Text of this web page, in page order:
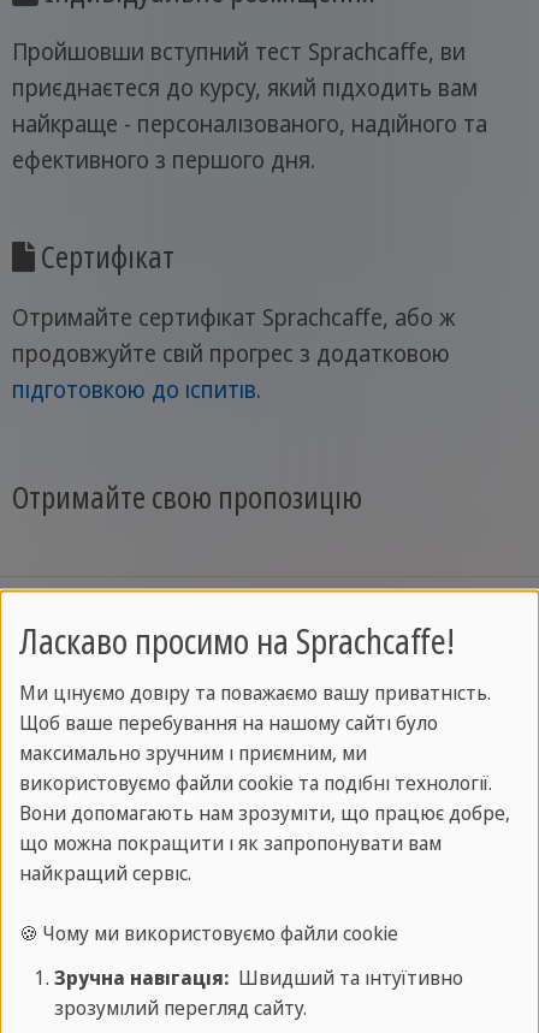
Пройшовши вступний тест Sprachcaffe, ви
приєднаєтеся до курсу, який підходить вам
найкраще - персоналізованого, надійного та
ефективного з першого дня.
Сертифікат
Отримайте сертифікат Sprachcaffe, або ж
продовжуйте свій прогрес з додатковою
підготовкою до іспитів.
Отримайте свою пропозицію
Проживання
У Ніцці ми пропонуємо комфортне проживання
в готелях та резиденціях - завжди в окремій
одномісній кімнаті з окремою ванною кімнатою.
Ви насолоджуватиметеся комфортом власного
простору, ділячись досвідом з іншими
іноземними студентами, які проживають у тому
приватністю та спільнотою, і все це за
підтримки Sprachcaffe протягом усього вашого
перебування.
Ласкаво просимо на Sprachcaffe!
Ми цінуємо довіру та поважаємо вашу приватність.
Щоб ваше перебування на нашому сайті було
максимально зручним і приємним, ми
використовуємо файли cookie та подібні технології.
Вони допомагають нам зрозуміти, що працює добре,
що можна покращити і як запропонувати вам
найкращий сервіс.
🍪 Чому ми використовуємо файли cookie
Зручна навігація:Швидший та інтуїтивно
зрозумілий перегляд сайту.